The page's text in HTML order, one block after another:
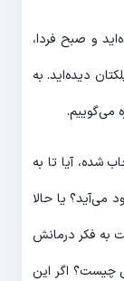
و صبح فردا،
دیده‌اید. به
می‌گوییم.
شده، آیا تا به
می‌آید؟ یا حالا
به فکر درمانش
چیست؟ اگر این